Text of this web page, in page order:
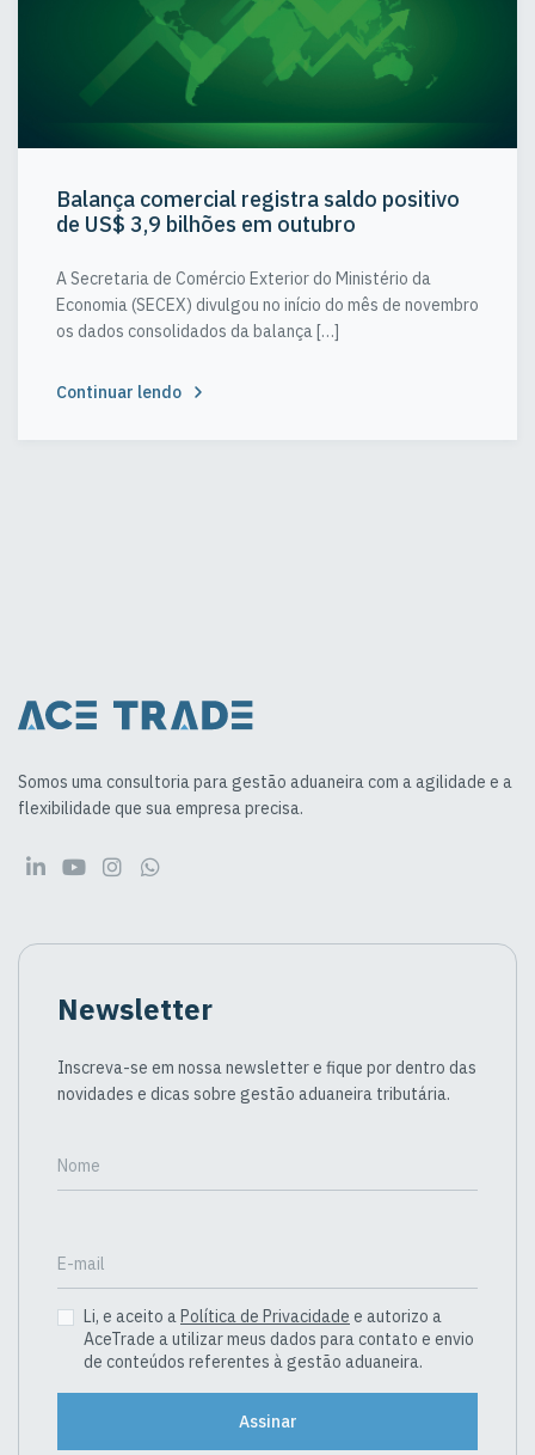
Balança comercial registra saldo positivo
de US$ 3,9 bilhões em outubro
A Secretaria de Comércio Exterior do Ministério da
Economia (SECEX) divulgou no início do mês de novembro
os dados consolidados da balança […]
Continuar lendo
Somos uma consultoria para gestão aduaneira com a agilidade e a
flexibilidade que sua empresa precisa.
Newsletter
Inscreva-se em nossa newsletter e fique por dentro das
novidades e dicas sobre gestão aduaneira tributária.
Nome
E-mail
Li, e aceito a Política de Privacidade e autorizo a
AceTrade a utilizar meus dados para contato e envio
de conteúdos referentes à gestão aduaneira.
Assinar